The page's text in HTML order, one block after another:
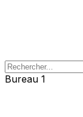
Bureau 1